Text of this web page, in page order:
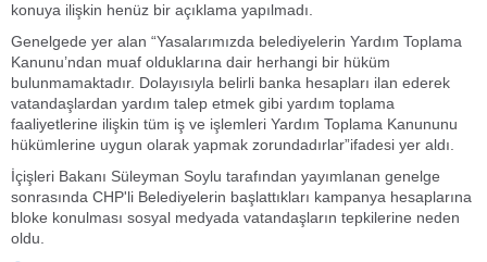
konuya ilişkin henüz bir açıklama yapılmadı.
Genelgede yer alan “Yasalarımızda belediyelerin Yardım Toplama
Kanunu’ndan muaf olduklarına dair herhangi bir hüküm
bulunmamaktadır. Dolayısıyla belirli banka hesapları ilan ederek
vatandaşlardan yardım talep etmek gibi yardım toplama
faaliyetlerine ilişkin tüm iş ve işlemleri Yardım Toplama Kanununu
hükümlerine uygun olarak yapmak zorundadırlar”ifadesi yer aldı.
İçişleri Bakanı Süleyman Soylu tarafından yayımlanan genelge
sonrasında CHP'li Belediyelerin başlattıkları kampanya hesaplarına
bloke konulması sosyal medyada vatandaşların tepkilerine neden
oldu.